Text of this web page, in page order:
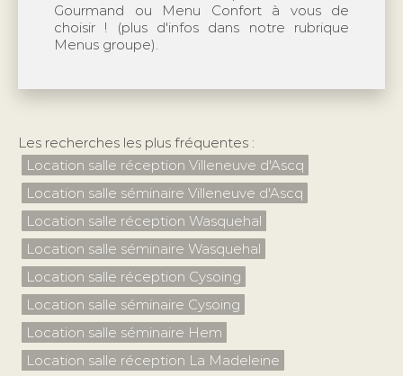
Gourmand ou Menu Confort à vous de
choisir ! (plus d'infos dans notre rubrique
Menus groupe).
Les recherches les plus fréquentes :
Location salle réception Villeneuve d'Ascq
Location salle séminaire Villeneuve d'Ascq
Location salle réception Wasquehal
Location salle séminaire Wasquehal
Location salle réception Cysoing
Location salle séminaire Cysoing
Location salle séminaire Hem
Location salle réception La Madeleine